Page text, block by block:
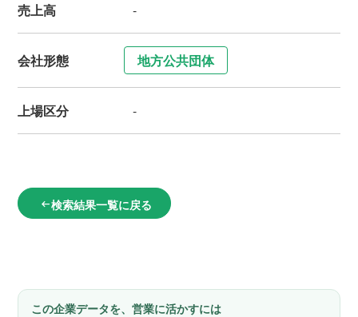
売上高 -
会社形態 地方公共団体
上場区分 -
arrow_left_alt検索結果一覧に戻る
この企業データを、営業に活かすには